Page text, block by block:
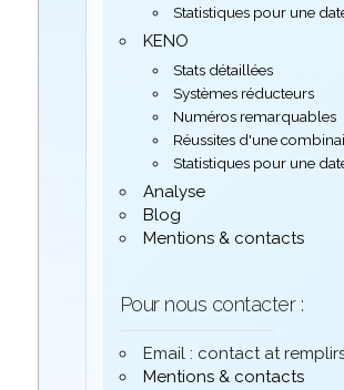
Statistiques pour une
KENO
Stats détaillées
Systèmes réducteurs
Numéros remarquables
Réussites d'une
Statistiques pour une
Analyse
Blog
Mentions & contacts
Pour nous contacter :
Email : contact at
Mentions & contacts